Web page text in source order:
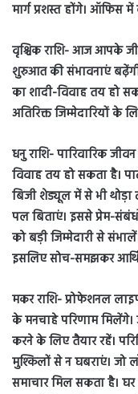
मार्ग प्रशस्त होंगे। ऑफिस
वृश्चिक राशि- आज आपके
शुरुआत की संभावनाएं
का शादी-विवाह तय हो
अतिरिक्त जिम्मेदारियों के
धनु राशि- पारिवारिक
विवाह तय हो सकता है।
बिजी शेड्यूल में से भी थोड़ा
पल बिताएं। इससे प्रेम-
को बड़ी जिम्मेदारी से
इसलिए सोच-समझकर
मकर राशि- प्रोफेशनल
के मनचाहे परिणाम मिलेंगे।
करने के लिए तैयार रहें।
मुश्किलों से न घबराएं। जो
समाचार मिल सकता है।